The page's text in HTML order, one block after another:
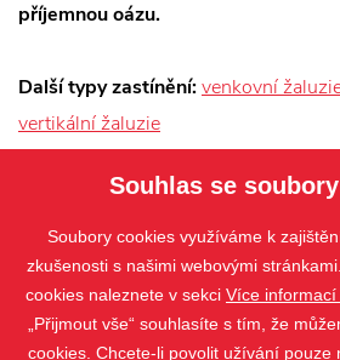
příjemnou oázu.
Další typy zastínění:venkovní
vertikální žaluzie
Souhlas se
Soubory cookies využíváme k
zkušenosti s našimi webovými
cookies naleznete v sekci Více
„Přijmout vše“ souhlasíte s tím, že
cookies. Chcete-li povolit užívání pouze